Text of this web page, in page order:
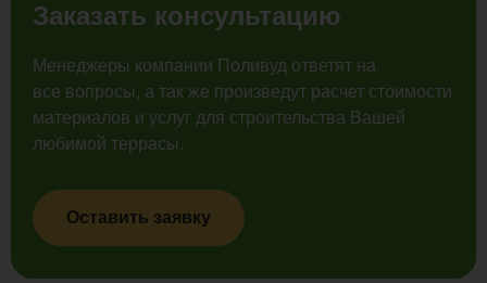
Заказать консультацию
Менеджеры компании Поливуд ответят на
все вопросы, а так же произведут расчет стоимости
материалов и услуг для строительства Вашей
любимой террасы.
Оставить заявку